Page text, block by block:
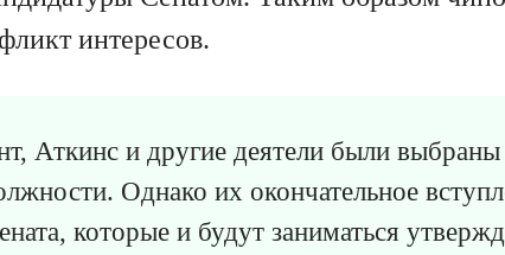
интересов.
Аткинс и другие деятели были
Однако их окончательное
которые и будут заниматься